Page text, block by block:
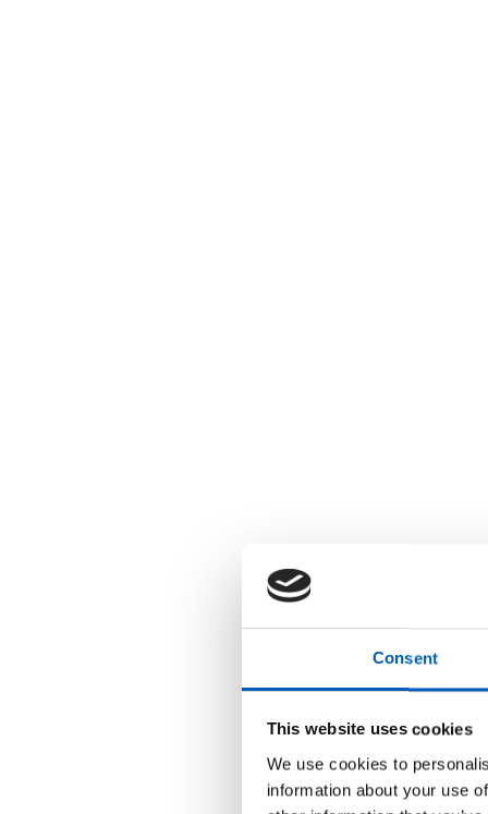
Consent
This website uses cookies
We use cookies to
information about your use